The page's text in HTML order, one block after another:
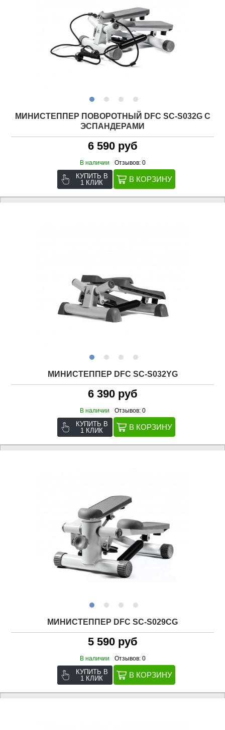
МИНИСТЕППЕР ПОВОРОТНЫЙ DFC SC-S032G С
ЭСПАНДЕРАМИ
6 590 руб
В наличии Отзывов: 0
КУПИТЬ В
1 КЛИК
МИНИСТЕППЕР DFC SC-S032YG
6 390 руб
В наличии Отзывов: 0
КУПИТЬ В
1 КЛИК
МИНИСТЕППЕР DFC SC-S029CG
5 590 руб
В наличии Отзывов: 0
КУПИТЬ В
1 КЛИК